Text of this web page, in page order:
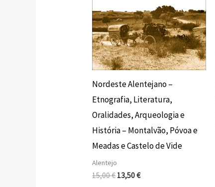
Nordeste Alentejano –
Etnografia, Literatura,
Oralidades, Arqueologia e
História – Montalvão, Póvoa e
Meadas e Castelo de Vide
Alentejo
15,00€13,50€